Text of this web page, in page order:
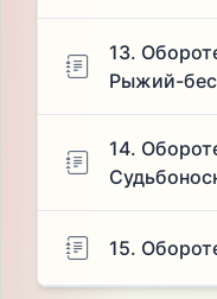
13.
Рыжий-
14.
15.